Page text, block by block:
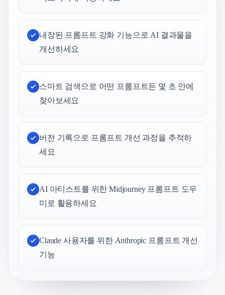
내장된 프롬프트 강화 기능으로 AI 결과물을
개선하세요
스마트 검색으로 어떤 프롬프트든 몇 초 안에
찾아보세요
버전 기록으로 프롬프트 개선 과정을 추적하
세요
AI 아티스트를 위한 Midjourney 프롬프트 도우
미로 활용하세요
Claude 사용자를 위한 Anthropic 프롬프트 개선
기능